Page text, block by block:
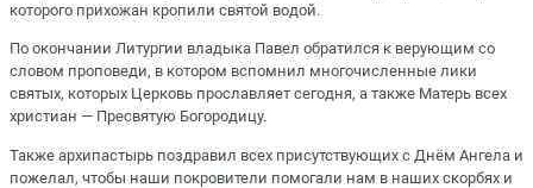
которого прихожан кропили святой водой.
По окончании Литургии владыка Павел обратился к верующим со
словом проповеди, в котором вспомнил многочисленные лики
святых, которых Церковь прославляет сегодня, а также Матерь всех
христиан — Пресвятую Богородицу.
Также архипастырь поздравил всех присутствующих с Днём Ангела и
пожелал, чтобы наши покровители помогали нам в наших скорбях и